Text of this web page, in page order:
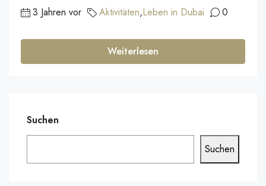
3 Jahren vor Aktivitäten,Leben in Dubai 0
Weiterlesen
Suchen
Suchen